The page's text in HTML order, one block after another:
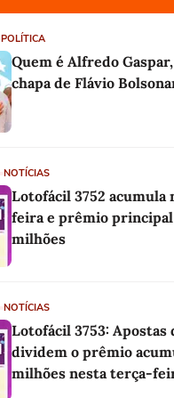
POLÍTICA
Quem é Alfredo
chapa de Flávio
NOTÍCIAS
Lotofácil 3752 acumula
feira e prêmio principal
milhões
NOTÍCIAS
Lotofácil 3753: Apostas
dividem o prêmio
milhões nesta terça-